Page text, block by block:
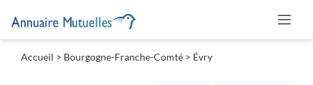
Accueil > Bourgogne-Franche-Comté > Évry